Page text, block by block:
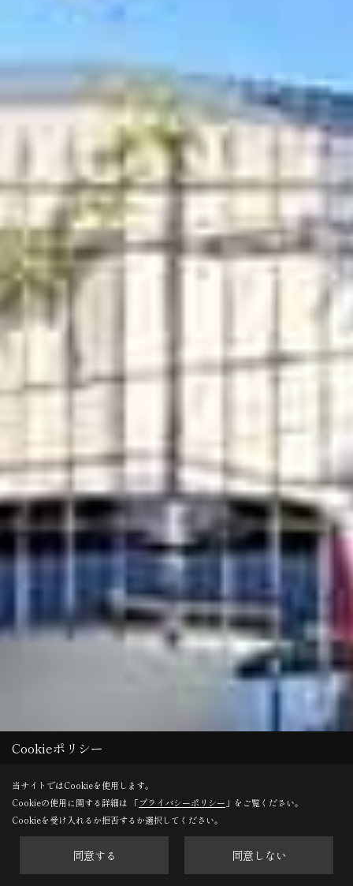
Cookieポリシー
当サイトではCookieを使用します。
Cookieの使用に関する詳細は 「プライバシーポリシー 」をご覧ください。
Cookieを受け入れるか拒否するか選択してください。
同意する 同意しない